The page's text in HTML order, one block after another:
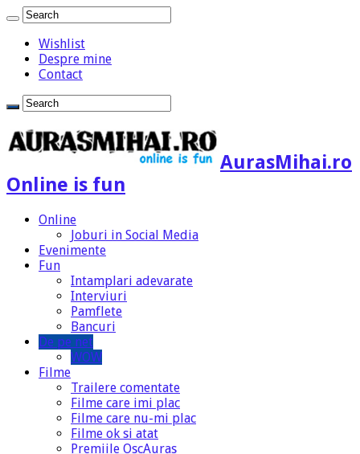
Wishlist
Despre mine
Contact
AurasMihai.ro
Online is fun
Online
Joburi in Social Media
Evenimente
Fun
Intamplari adevarate
Interviuri
Pamflete
Bancuri
De pe net
WOW
Filme
Trailere comentate
Filme care imi plac
Filme care nu-mi plac
Filme ok si atat
Premiile OscAuras